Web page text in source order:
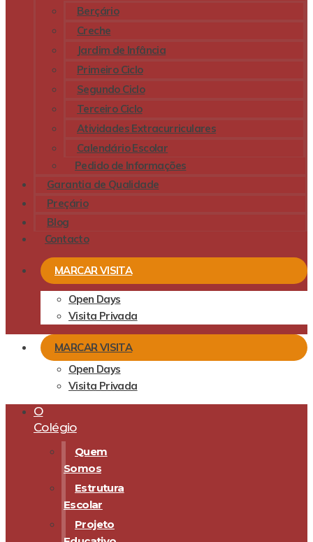
Berçário
Creche
Jardim de Infância
Primeiro Ciclo
Segundo Ciclo
Terceiro Ciclo
Atividades Extracurriculares
Calendário Escolar
Pedido de Informações
Garantia de Qualidade
Preçário
Blog
Contacto
MARCAR VISITA
Open Days
Visita Privada
MARCAR VISITA
Open Days
Visita Privada
O
Colégio
Quem
Somos
Estrutura
Escolar
Projeto